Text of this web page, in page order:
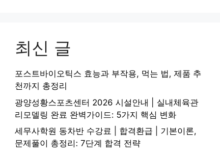
최신 글
포스트바이오틱스 효능과 부작용, 먹는 법, 제품 추
천까지 총정리
광양성황스포츠센터 2026 시설안내 | 실내체육관
리모델링 완료 완벽가이드: 5가지 핵심 변화
세무사학원 동차반 수강료 | 합격환급 | 기본이론,
문제풀이 총정리: 7단계 합격 전략